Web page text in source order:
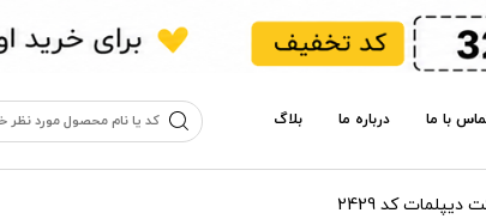
با ما درباره ما بلاگ
دیپلمات کد 2429